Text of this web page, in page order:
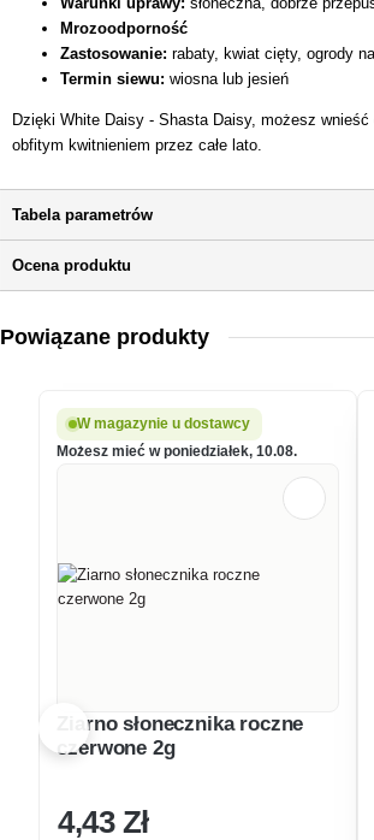
Mrozoodporność
Zastosowanie: rabaty, kwiat cięty, ogrody
Termin siewu: wiosna lub jesień
Dzięki White Daisy - Shasta Daisy, możesz
obfitym kwitnieniem przez całe lato.
Tabela parametrów
Ocena produktu
Powiązane produkty
W magazynie u dostawcy
Możesz mieć w poniedziałek, 10.08.
Ziarno słonecznika roczne
czerwone 2g
4,43 Zł